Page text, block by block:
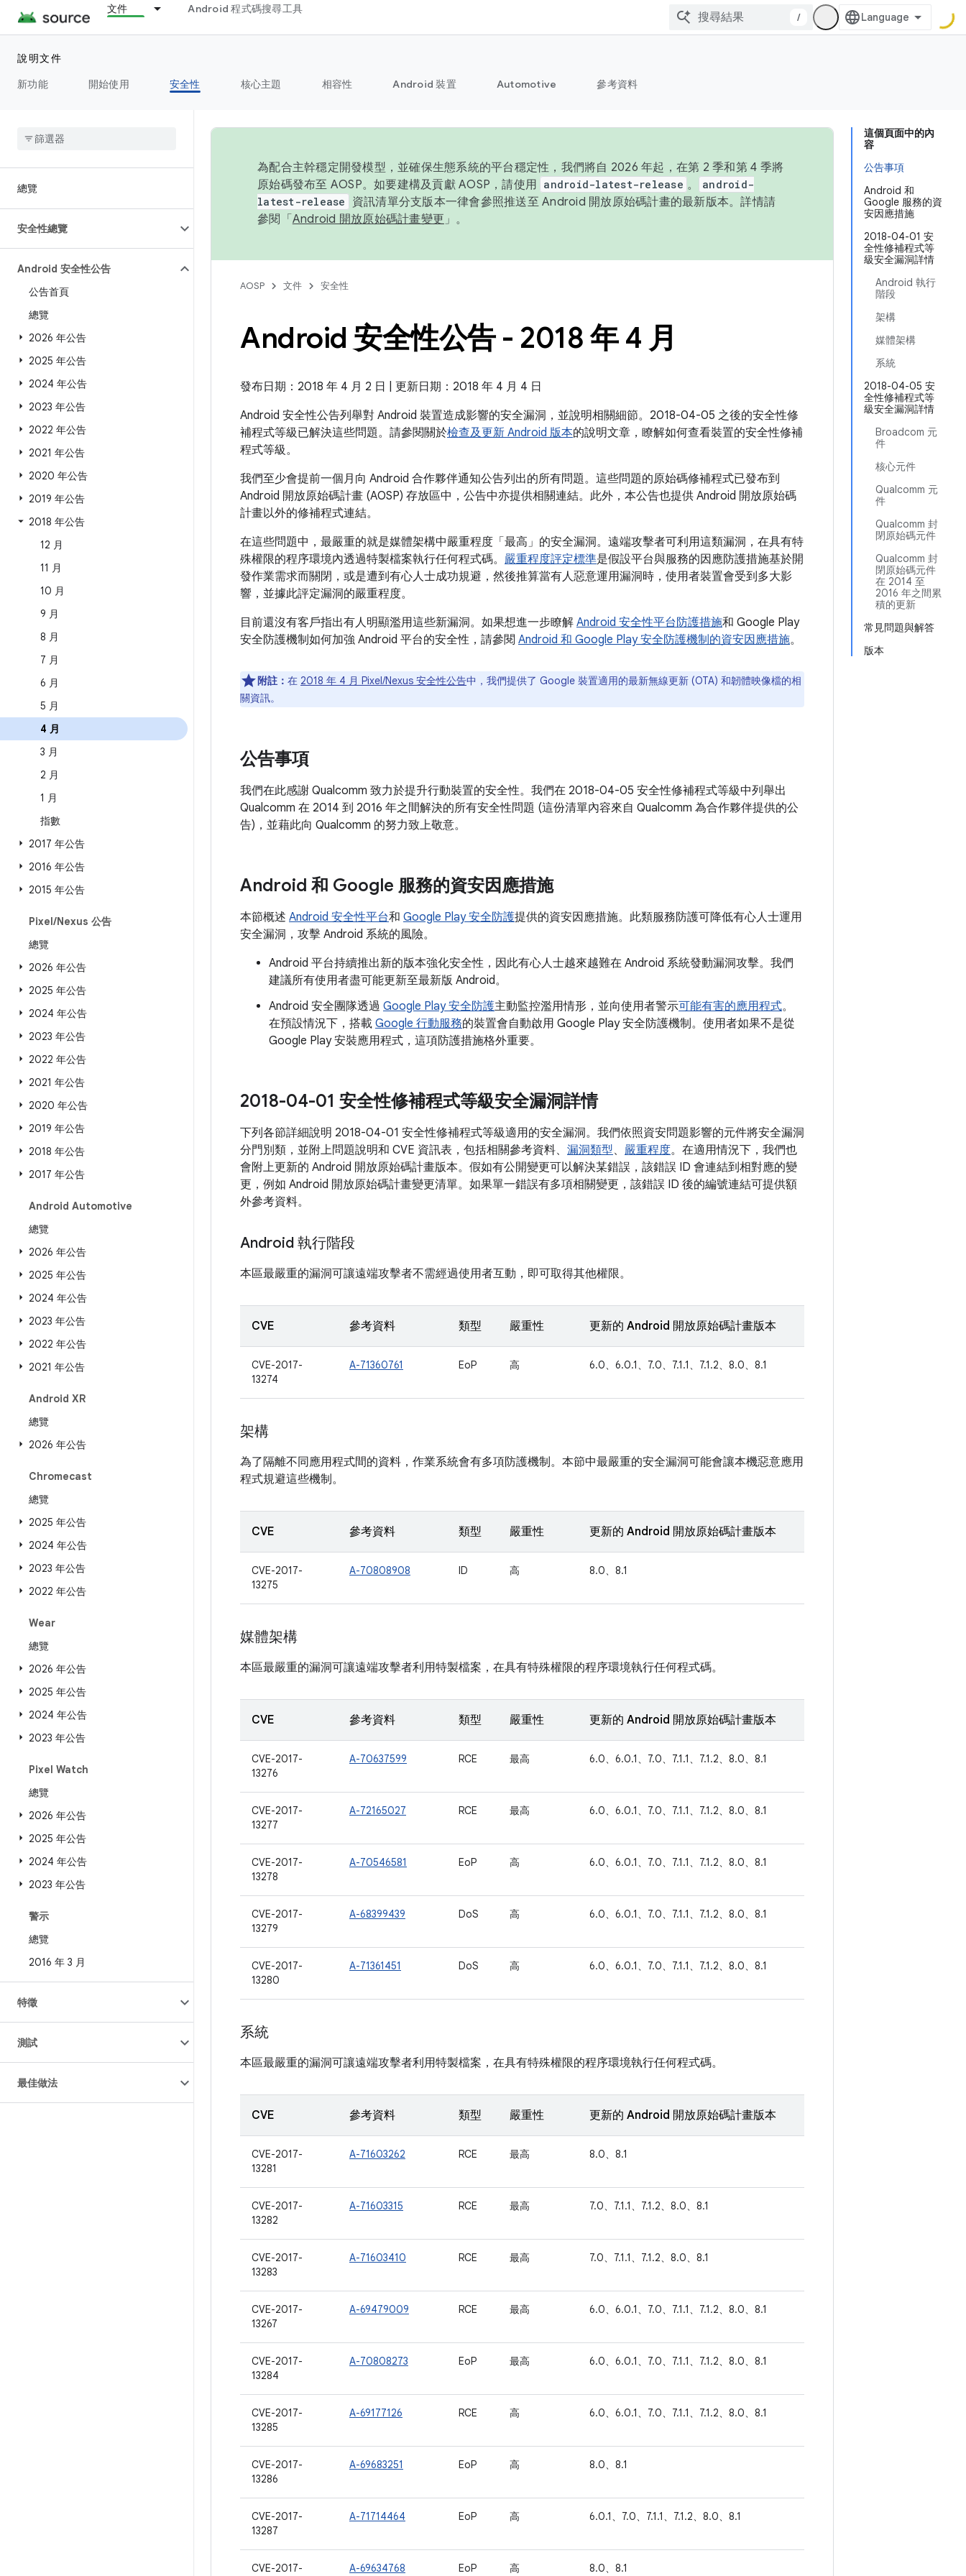
文件 Android 程式碼搜尋工具
/
說明文件
新功能
開始使用 安全性 核心主題 相容性 Android 裝置 Automotive 參考資料
總覽
安全性總覽
Android 安全性公告
公告首頁
總覽
2026 年公告
2025 年公告
2024 年公告
2023 年公告
2022 年公告
2021 年公告
2020 年公告
2019 年公告
2018 年公告
12 月
11 月
10 月
9 月
8 月
7 月
6 月
5 月
4 月
3 月
2 月
1 月
指數
2017 年公告
2016 年公告
2015 年公告
Pixel/Nexus 公告
總覽
2026 年公告
2025 年公告
2024 年公告
2023 年公告
2022 年公告
2021 年公告
2020 年公告
2019 年公告
2018 年公告
2017 年公告
Android Automotive
總覽
2026 年公告
2025 年公告
2024 年公告
2023 年公告
2022 年公告
2021 年公告
Android XR
總覽
2026 年公告
Chromecast
總覽
2025 年公告
2024 年公告
2023 年公告
2022 年公告
Wear
總覽
2026 年公告
2025 年公告
2024 年公告
2023 年公告
Pixel Watch
總覽
2026 年公告
2025 年公告
2024 年公告
2023 年公告
警示
總覽
2016 年 3 月
特徵
測試
最佳做法
這個頁面中的內
容
公告事項
Android 和
Google 服務的資
安因應措施
2018-04-01 安
全性修補程式等
級安全漏洞詳情
Android 執行
階段
架構
媒體架構
系統
2018-04-05 安
全性修補程式等
級安全漏洞詳情
Broadcom 元
件
核心元件
Qualcomm 元
件
Qualcomm 封
閉原始碼元件
Qualcomm 封
閉原始碼元件
在 2014 至
2016 年之間累
積的更新
常見問題與解答
版本
為配合主幹穩定開發模型，並確保生態系統的平台穩定性，我們將自 2026 年起，在第 2 季和第 4 季將
原始碼發布至 AOSP。如要建構及貢獻 AOSP，請使用 android-latest-release 。
android-
latest-release
資訊清單分支版本一律會參照推送至 Android 開放原始碼計畫的最新版本。詳情請
參閱「 Android 開放原始碼計畫變更 」。
AOSP 文件 安全性
Android 安全性公告 - 2018 年 4 月
發布日期：2018 年 4 月 2 日 | 更新日期：2018 年 4 月 4 日
Android 安全性公告列舉對 Android 裝置造成影響的安全漏洞，並說明相關細節。2018-04-05 之後的安全性修
補程式等級已解決這些問題。請參閱關於檢查及更新 Android 版本的說明文章，瞭解如何查看裝置的安全性修補
程式等級。
我們至少會提前一個月向 Android 合作夥伴通知公告列出的所有問題。這些問題的原始碼修補程式已發布到
Android 開放原始碼計畫 (AOSP) 存放區中，公告中亦提供相關連結。此外，本公告也提供 Android 開放原始碼
計畫以外的修補程式連結。
在這些問題中，最嚴重的就是媒體架構中嚴重程度「最高」的安全漏洞。遠端攻擊者可利用這類漏洞，在具有特
殊權限的程序環境內透過特製檔案執行任何程式碼。 嚴重程度評定標準是假設平台與服務的因應防護措施基於開
發作業需求而關閉，或是遭到有心人士成功規避，然後推算當有人惡意運用漏洞時，使用者裝置會受到多大影
響，並據此評定漏洞的嚴重程度。
目前還沒有客戶指出有人明顯濫用這些新漏洞。如果想進一步瞭解 Android 安全性平台防護措施和 Google Play
安全防護機制如何加強 Android 平台的安全性，請參閱 Android 和 Google Play 安全防護機制的資安因應措施。
附註： 在 2018 年 4 月 Pixel/Nexus 安全性公告中，我們提供了 Google 裝置適用的最新無線更新 (OTA) 和韌體映像檔的相
關資訊。
公告事項
我們在此感謝 Qualcomm 致力於提升行動裝置的安全性。我們在 2018-04-05 安全性修補程式等級中列舉出
Qualcomm 在 2014 到 2016 年之間解決的所有安全性問題 (這份清單內容來自 Qualcomm 為合作夥伴提供的公
告)，並藉此向 Qualcomm 的努力致上敬意。
Android 和 Google 服務的資安因應措施
本節概述 Android 安全性平台和 Google Play 安全防護提供的資安因應措施。此類服務防護可降低有心人士運用
安全漏洞，攻擊 Android 系統的風險。
Android 平台持續推出新的版本強化安全性，因此有心人士越來越難在 Android 系統發動漏洞攻擊。我們
建議所有使用者盡可能更新至最新版 Android。
Android 安全團隊透過 Google Play 安全防護主動監控濫用情形，並向使用者警示可能有害的應用程式。
在預設情況下，搭載 Google 行動服務的裝置會自動啟用 Google Play 安全防護機制。使用者如果不是從
Google Play 安裝應用程式，這項防護措施格外重要。
2018-04-01 安全性修補程式等級安全漏洞詳情
下列各節詳細說明 2018-04-01 安全性修補程式等級適用的安全漏洞。我們依照資安問題影響的元件將安全漏洞
分門別類，並附上問題說明和 CVE 資訊表，包括相關參考資料、 漏洞類型、 嚴重程度。在適用情況下，我們也
會附上更新的 Android 開放原始碼計畫版本。假如有公開變更可以解決某錯誤，該錯誤 ID 會連結到相對應的變
更，例如 Android 開放原始碼計畫變更清單。如果單一錯誤有多項相關變更，該錯誤 ID 後的編號連結可提供額
外參考資料。
Android 執行階段
本區最嚴重的漏洞可讓遠端攻擊者不需經過使用者互動，即可取得其他權限。
CVE 參考資料 類型 嚴重性 更新的 Android 開放原始碼計畫版本
CVE-2017-
13274
A-71360761 EoP 高 6.0、6.0.1、7.0、7.1.1、7.1.2、8.0、8.1
架構
為了隔離不同應用程式間的資料，作業系統會有多項防護機制。本節中最嚴重的安全漏洞可能會讓本機惡意應用
程式規避這些機制。
CVE 參考資料 類型 嚴重性 更新的 Android 開放原始碼計畫版本
CVE-2017-
13275
A-70808908 ID 高 8.0、8.1
媒體架構
本區最嚴重的漏洞可讓遠端攻擊者利用特製檔案，在具有特殊權限的程序環境執行任何程式碼。
CVE 參考資料 類型 嚴重性 更新的 Android 開放原始碼計畫版本
CVE-2017-
13276
A-70637599 RCE 最高 6.0、6.0.1、7.0、7.1.1、7.1.2、8.0、8.1
CVE-2017-
13277
A-72165027 RCE 最高 6.0、6.0.1、7.0、7.1.1、7.1.2、8.0、8.1
CVE-2017-
13278
A-70546581 EoP 高 6.0、6.0.1、7.0、7.1.1、7.1.2、8.0、8.1
CVE-2017-
13279
A-68399439 DoS 高 6.0、6.0.1、7.0、7.1.1、7.1.2、8.0、8.1
CVE-2017-
13280
A-71361451 DoS 高 6.0、6.0.1、7.0、7.1.1、7.1.2、8.0、8.1
系統
本區最嚴重的漏洞可讓遠端攻擊者利用特製檔案，在具有特殊權限的程序環境執行任何程式碼。
CVE 參考資料 類型 嚴重性 更新的 Android 開放原始碼計畫版本
CVE-2017-
13281
A-71603262 RCE 最高 8.0、8.1
CVE-2017-
13282
A-71603315 RCE 最高 7.0、7.1.1、7.1.2、8.0、8.1
CVE-2017-
13283
A-71603410 RCE 最高 7.0、7.1.1、7.1.2、8.0、8.1
CVE-2017-
13267
A-69479009 RCE 最高 6.0、6.0.1、7.0、7.1.1、7.1.2、8.0、8.1
CVE-2017-
13284
A-70808273 EoP 最高 6.0、6.0.1、7.0、7.1.1、7.1.2、8.0、8.1
CVE-2017-
13285
A-69177126 RCE 高 6.0、6.0.1、7.0、7.1.1、7.1.2、8.0、8.1
CVE-2017-
13286
A-69683251 EoP 高 8.0、8.1
CVE-2017-
13287
A-71714464 EoP 高 6.0.1、7.0、7.1.1、7.1.2、8.0、8.1
CVE-2017- A-69634768 EoP 高 8.0、8.1